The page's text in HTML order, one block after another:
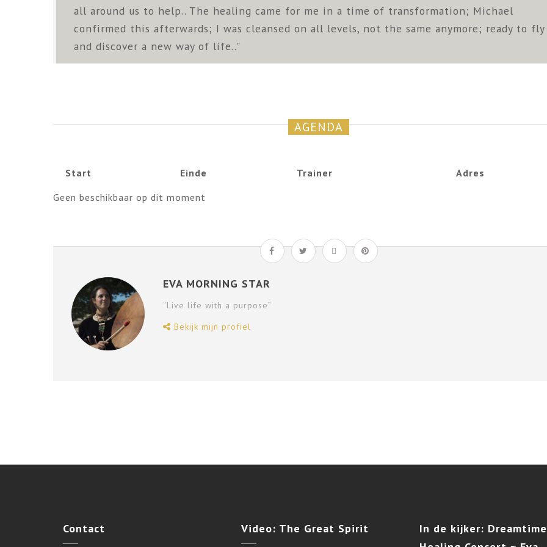
all around us to help.. The healing came for me in a time of transformation; Michael
confirmed this afterwards; I was cleansed on all levels, not the same anymore; ready to
and discover a new way of life.."
AGENDA
Start Einde Trainer
Adres
Geen beschikbaar op dit moment
EVA MORNING STAR
“Live life with a purpose”
Bekijk mijn profiel
Contact Video: The Great Spirit In de kijker: Dreamtime